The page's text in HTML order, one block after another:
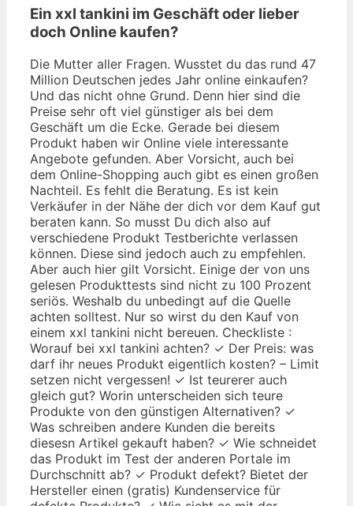
Ein xxl tankini im Geschäft oder lieber
doch Online kaufen?
Die Mutter aller Fragen. Wusstet du das rund 47
Million Deutschen jedes Jahr online einkaufen?
Und das nicht ohne Grund. Denn hier sind die
Preise sehr oft viel günstiger als bei dem
Geschäft um die Ecke. Gerade bei diesem
Produkt haben wir Online viele interessante
Angebote gefunden. Aber Vorsicht, auch bei
dem Online-Shopping auch gibt es einen großen
Nachteil. Es fehlt die Beratung. Es ist kein
Verkäufer in der Nähe der dich vor dem Kauf gut
beraten kann. So musst Du dich also auf
verschiedene Produkt Testberichte verlassen
können. Diese sind jedoch auch zu empfehlen.
Aber auch hier gilt Vorsicht. Einige der von uns
gelesen Produkttests sind nicht zu 100 Prozent
seriös. Weshalb du unbedingt auf die Quelle
achten solltest. Nur so wirst du den Kauf von
einem xxl tankini nicht bereuen. Checkliste :
Worauf bei xxl tankini achten? ✓ Der Preis: was
darf ihr neues Produkt eigentlich kosten? – Limit
setzen nicht vergessen! ✓ Ist teurerer auch
gleich gut? Worin unterscheiden sich teure
Produkte von den günstigen Alternativen? ✓
Was schreiben andere Kunden die bereits
diesesn Artikel gekauft haben? ✓ Wie schneidet
das Produkt im Test der anderen Portale im
Durchschnitt ab? ✓ Produkt defekt? Bietet der
Hersteller einen (gratis) Kundenservice für